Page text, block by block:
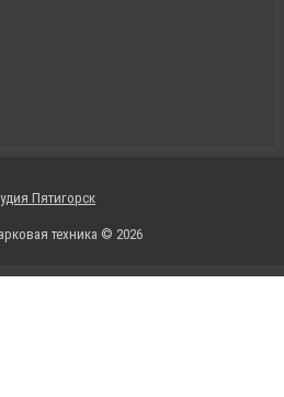
Пятигорск
техника © 2026